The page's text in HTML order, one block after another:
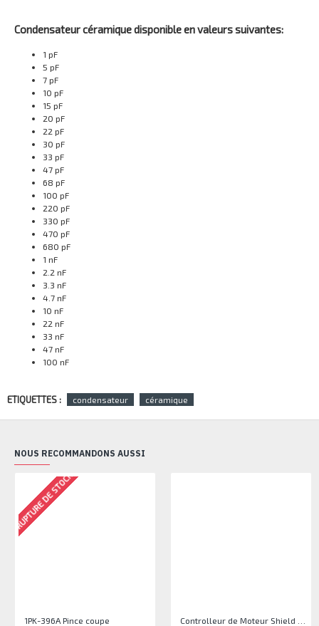
Condensateur céramique disponible en valeurs suivantes:
1 pF
5 pF
7 pF
10 pF
15 pF
20 pF
22 pF
30 pF
33 pF
47 pF
68 pF
100 pF
220 pF
330 pF
470 pF
680 pF
1 nF
2.2 nF
3.3 nF
4.7 nF
10 nF
22 nF
33 nF
47 nF
100 nF
ETIQUETTES : condensateur céramique
NOUS RECOMMANDONS AUSSI
RUPTURE DE STOCK
1PK-396A Pince coupe